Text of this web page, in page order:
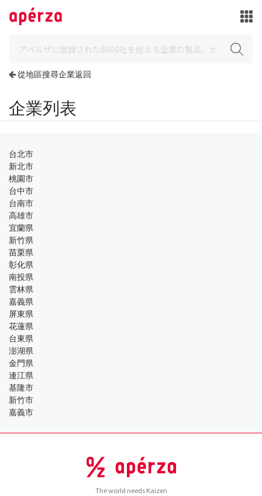
從地區搜尋企業返回
企業列表
台北市
新北市
桃園市
台中市
台南市
高雄市
宜蘭県
新竹県
苗栗県
彰化県
南投県
雲林県
嘉義県
屏東県
花蓮県
台東県
澎湖県
金門県
連江県
基隆市
新竹市
嘉義市
The world needs Kaizen